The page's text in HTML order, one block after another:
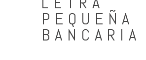
PEQUEÑA
BANCARIA